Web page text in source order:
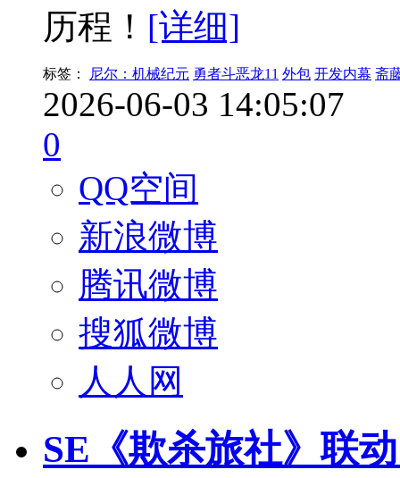
历程！ [详细]
标签： 尼尔：机械纪元 勇者斗恶龙11 外包 开发内幕 斋
2026-06-03 14:05:07
0
QQ空间
新浪微博
腾讯微博
搜狐微博
人人网
SE《欺杀旅社》联